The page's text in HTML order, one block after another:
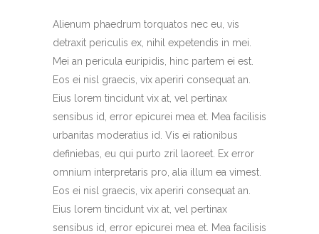
Alienum phaedrum torquatos nec eu, vis
detraxit periculis ex, nihil expetendis in mei.
Mei an pericula euripidis, hinc partem ei est.
Eos ei nisl graecis, vix aperiri consequat an.
Eius lorem tincidunt vix at, vel pertinax
sensibus id, error epicurei mea et. Mea facilisis
urbanitas moderatius id. Vis ei rationibus
definiebas, eu qui purto zril laoreet. Ex error
omnium interpretaris pro, alia illum ea vimest.
Eos ei nisl graecis, vix aperiri consequat an.
Eius lorem tincidunt vix at, vel pertinax
sensibus id, error epicurei mea et. Mea facilisis